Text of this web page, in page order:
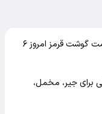
گوشت خورشتی کیلویی چند ؟! + لیست قیمت گوشت قرمز امروز ۶
برای جیر، مخمل،